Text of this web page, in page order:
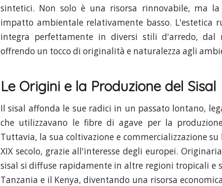
sintetici. Non solo è una risorsa rinnovabile, ma
impatto ambientale relativamente basso. L'estetica
integra perfettamente in diversi stili d'arredo, dal
offrendo un tocco di originalità e naturalezza agli
Le Origini e la Produzione del Sisal
Il sisal affonda le sue radici in un passato lontano,
che utilizzavano le fibre di agave per la
Tuttavia, la sua coltivazione e commercializzazione
XIX secolo, grazie all'interesse degli europei.
sisal si diffuse rapidamente in altre regioni tropicali e
Tanzania e il Kenya, diventando una risorsa